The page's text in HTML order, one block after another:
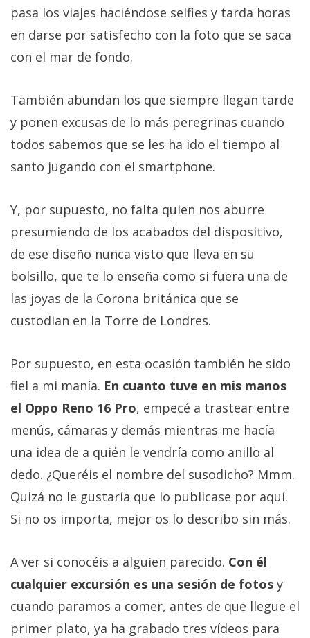
pasa los viajes haciéndose selfies y tarda horas
en darse por satisfecho con la foto que se saca
con el mar de fondo.
También abundan los que siempre llegan tarde
y ponen excusas de lo más peregrinas cuando
todos sabemos que se les ha ido el tiempo al
santo jugando con el smartphone.
Y, por supuesto, no falta quien nos aburre
presumiendo de los acabados del dispositivo,
de ese diseño nunca visto que lleva en su
bolsillo, que te lo enseña como si fuera una de
las joyas de la Corona británica que se
custodian en la Torre de Londres.
Por supuesto, en esta ocasión también he sido
fiel a mi manía. En cuanto tuve en mis manos
el Oppo Reno 16 Pro, empecé a trastear entre
menús, cámaras y demás mientras me hacía
una idea de a quién le vendría como anillo al
dedo. ¿Queréis el nombre del susodicho? Mmm.
Quizá no le gustaría que lo publicase por aquí.
Si no os importa, mejor os lo describo sin más.
A ver si conocéis a alguien parecido. Con él
cualquier excursión es una sesión de fotos y
cuando paramos a comer, antes de que llegue el
primer plato, ya ha grabado tres vídeos para